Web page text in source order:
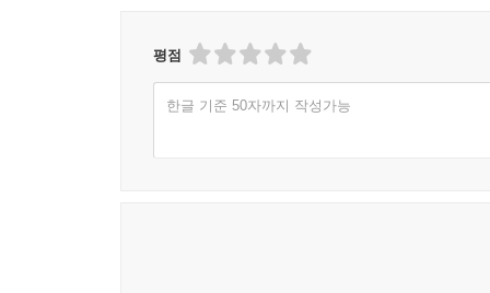
평점
한글 기준 50자까지 작성가능